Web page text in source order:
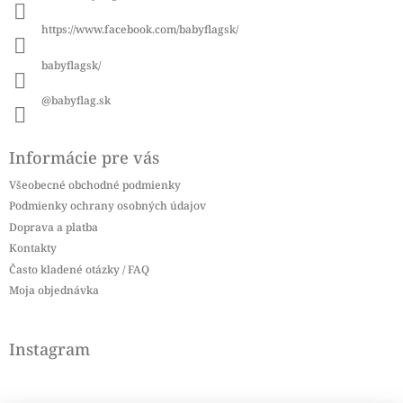
https://www.facebook.com/babyflagsk/
babyflagsk/
@babyflag.sk
Informácie pre vás
Všeobecné obchodné podmienky
Podmienky ochrany osobných údajov
Doprava a platba
Kontakty
Často kladené otázky / FAQ
Moja objednávka
Instagram